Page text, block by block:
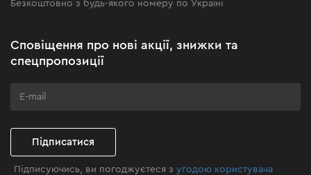
Клуб майстерності
Безкоштовно з будь-якого номеру по Україні
Сповіщення про нові акції, знижки та
спецпропозиції
Підписатися
Підписуючись, ви погоджуєтеся зугодою користувача